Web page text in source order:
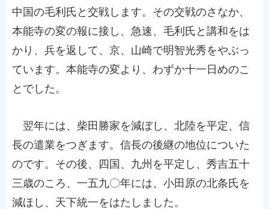
中国の毛利氏と交戦します。その交戦のさなか、
本能寺の変の報に接し、急速、毛利氏と講和をは
かり、兵を返して、京、山崎で明智光秀をやぶっ
ています。本能寺の変より、わずか十一日めのこ
とでした。
翌年には、柴田勝家を減ぼし、北陸を平定、信
長の遣業をつぎます。信長の後継の地位についた
のです。その後、四国、九州を平定し、秀吉五十
三歳のころ、一五九〇年には、小田原の北条氏を
減ほし、天下統一をはたしました。